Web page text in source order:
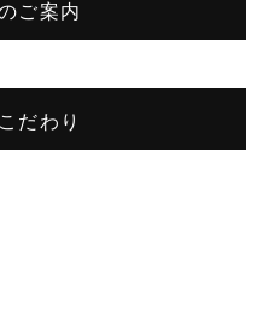
ご案内
だわり